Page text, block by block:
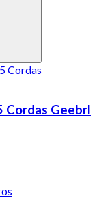
Cordas Geebrl